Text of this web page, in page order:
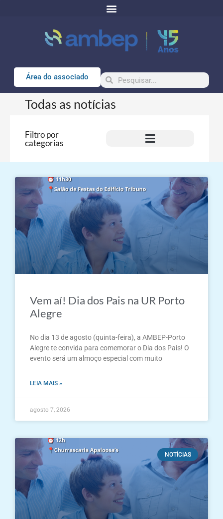
Área do associado
Todas as notícias
Filtro por
categorias
Vem aí! Dia dos Pais na UR Porto
Alegre
No dia 13 de agosto (quinta-feira), a AMBEP-Porto
Alegre te convida para comemorar o Dia dos Pais! O
evento será um almoço especial com muito
LEIA MAIS »
agosto 7, 2026
NOTÍCIAS